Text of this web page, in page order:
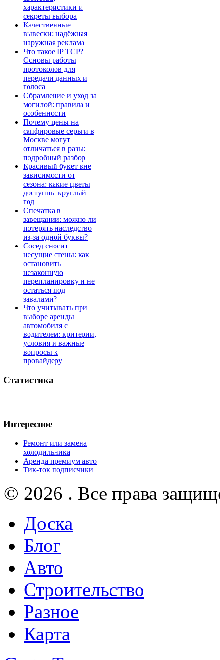
характеристики и
секреты выбора
Качественные
вывески: надёжная
наружная реклама
Что такое IP TCP?
Основы работы
протоколов для
передачи данных и
голоса
Обрамление и уход за
могилой: правила и
особенности
Почему цены на
сапфировые серьги в
Москве могут
отличаться в разы:
подробный разбор
Красивый букет вне
зависимости от
сезона: какие цветы
доступны круглый
год
Опечатка в
завещании: можно ли
потерять наследство
из-за одной буквы?
Сосед сносит
несущие стены: как
остановить
незаконную
перепланировку и не
остаться под
завалами?
Что учитывать при
выборе аренды
автомобиля с
водителем: критерии,
условия и важные
вопросы к
провайдеру
Статистика
Интересное
Ремонт или замена
холодильника
Аренда премиум авто
Тик-ток подписчики
© 2026 . Все права
Доска
Блог
Авто
Строительство
Разное
Карта